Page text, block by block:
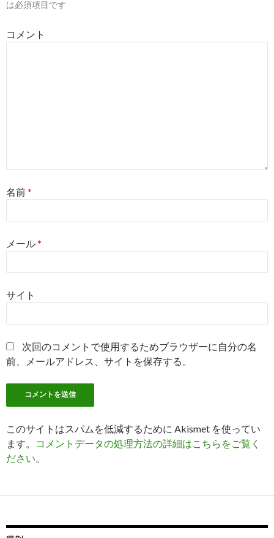
ン
は必須項目です
コメント
名前*
メール*
サイト
次回のコメントで使用するためブラウザーに自分の名
前、メールアドレス、サイトを保存する。
このサイトはスパムを低減するために Akismet を使ってい
ます。
コメントデータの処理方法の詳細はこちらをご覧く
ださい。